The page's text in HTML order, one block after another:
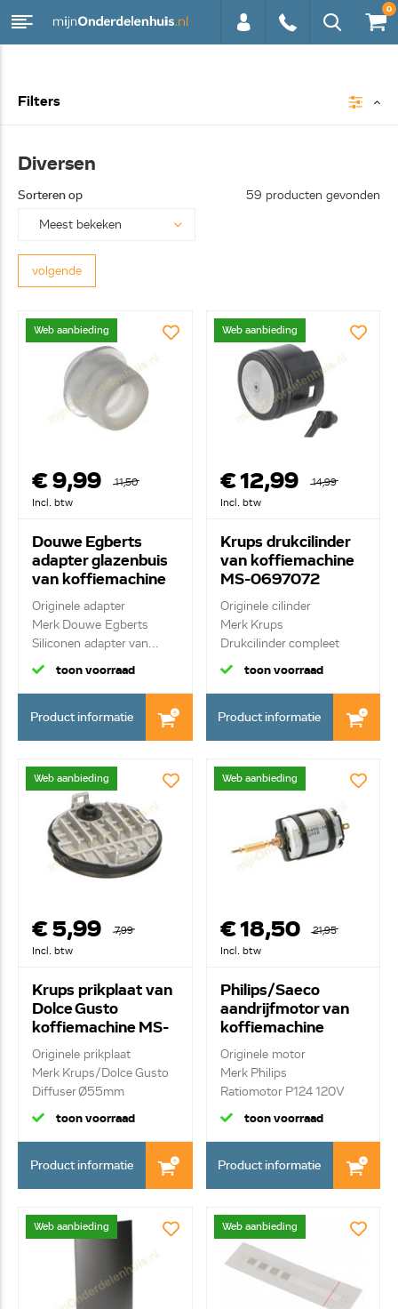
0
Filters
Diversen
Sorteren op 59 producten gevonden
volgende
Web aanbieding
€ 9,99
11,50
Incl. btw
Douwe Egberts
adapter glazenbuis
van koffiemachine
60016
Originele adapter
Merk Douwe Egberts
Siliconen adapter van...
toon voorraad
Product informatie
Web aanbieding
€ 12,99
14,99
Incl. btw
Krups drukcilinder
van koffiemachine
MS-0697072
Originele cilinder
Merk Krups
Drukcilinder compleet
toon voorraad
Product informatie
Web aanbieding
€ 5,99
7,99
Incl. btw
Krups prikplaat van
Dolce Gusto
koffiemachine MS-
622718
Originele prikplaat
Merk Krups/Dolce Gusto
Diffuser Ø55mm
toon voorraad
Product informatie
Web aanbieding
€ 18,50
21,95
Incl. btw
Philips/Saeco
aandrijfmotor van
koffiemachine
11005214
Originele motor
Merk Philips
Ratiomotor P124 120V
toon voorraad
Product informatie
Web aanbieding Web aanbieding